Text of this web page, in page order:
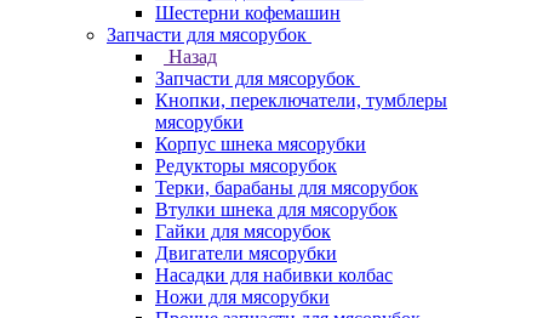
Шестерни кофемашин
Запчасти для мясорубок
Назад
Запчасти для мясорубок
Кнопки, переключатели, тумблеры
мясорубки
Корпус шнека мясорубки
Редукторы мясорубок
Терки, барабаны для мясорубок
Втулки шнека для мясорубок
Гайки для мясорубок
Двигатели мясорубки
Насадки для набивки колбас
Ножи для мясорубки